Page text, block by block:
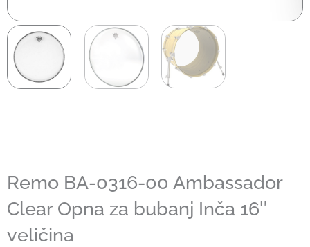
Remo BA-0316-00 Ambassador
Clear Opna za bubanj Inča 16″
veličina